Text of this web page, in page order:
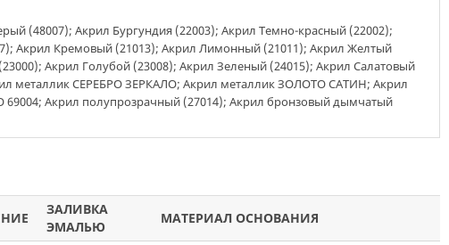
(48007); Акрил Бургундия (22003); Акрил Темно-красный (22002);
Акрил Кремовый (21013); Акрил Лимонный (21011); Акрил Желтый
Акрил Голубой (23008); Акрил Зеленый (24015); Акрил Салатовый
металлик СЕРЕБРО ЗЕРКАЛО; Акрил металлик ЗОЛОТО САТИН; Акрил
Акрил полупрозрачный (27014); Акрил бронзовый дымчатый
ЗАЛИВКА
ЭМАЛЬЮ
МАТЕРИАЛ ОСНОВАНИЯ